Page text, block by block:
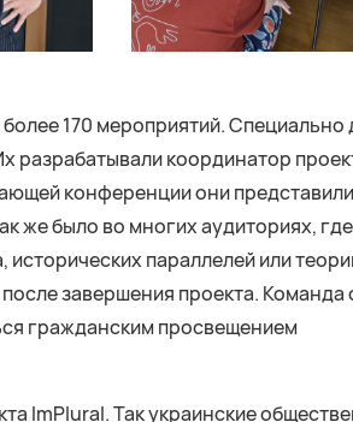
170 мероприятий. Специально
разрабатывали координатор
конференции они
же было во многих аудиториях, где
параллелей или
завершения проекта. Команда
гражданским просвещением
ImPlural. Так украинские